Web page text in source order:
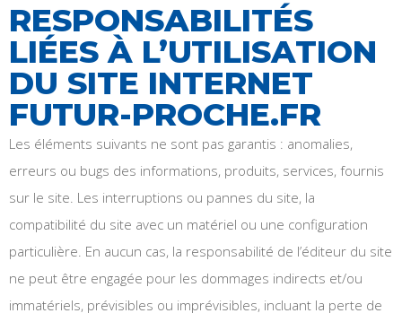
RESPONSABILITÉS
LIÉES À L’UTILISATION
DU SITE INTERNET
FUTUR-PROCHE.FR
Les éléments suivants ne sont pas garantis : anomalies,
erreurs ou bugs des informations, produits, services, fournis
sur le site. Les interruptions ou pannes du site, la
compatibilité du site avec un matériel ou une configuration
particulière. En aucun cas, la responsabilité de l’éditeur du site
ne peut être engagée pour les dommages indirects et/ou
immatériels, prévisibles ou imprévisibles, incluant la perte de